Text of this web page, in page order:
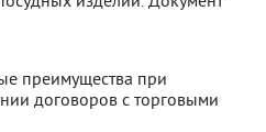
преимущества при
договоров с торговыми